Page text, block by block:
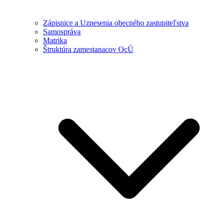
Zápisnice a Uznesenia obecného zastupiteľstva
Samospráva
Matrika
Štruktúra zamestanacov OcÚ